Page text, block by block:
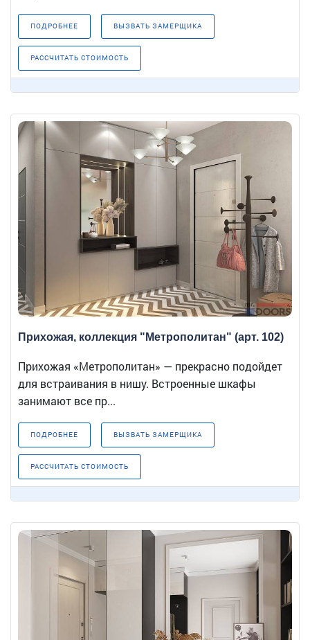
ПОДРОБНЕЕ ВЫЗВАТЬ ЗАМЕРЩИКА
РАССЧИТАТЬ СТОИМОСТЬ
Прихожая, коллекция "Метрополитан" (арт. 102)
Прихожая «Метрополитан» — прекрасно подойдет
для встраивания в нишу. Встроенные шкафы
занимают все пр...
ПОДРОБНЕЕ ВЫЗВАТЬ ЗАМЕРЩИКА
РАССЧИТАТЬ СТОИМОСТЬ